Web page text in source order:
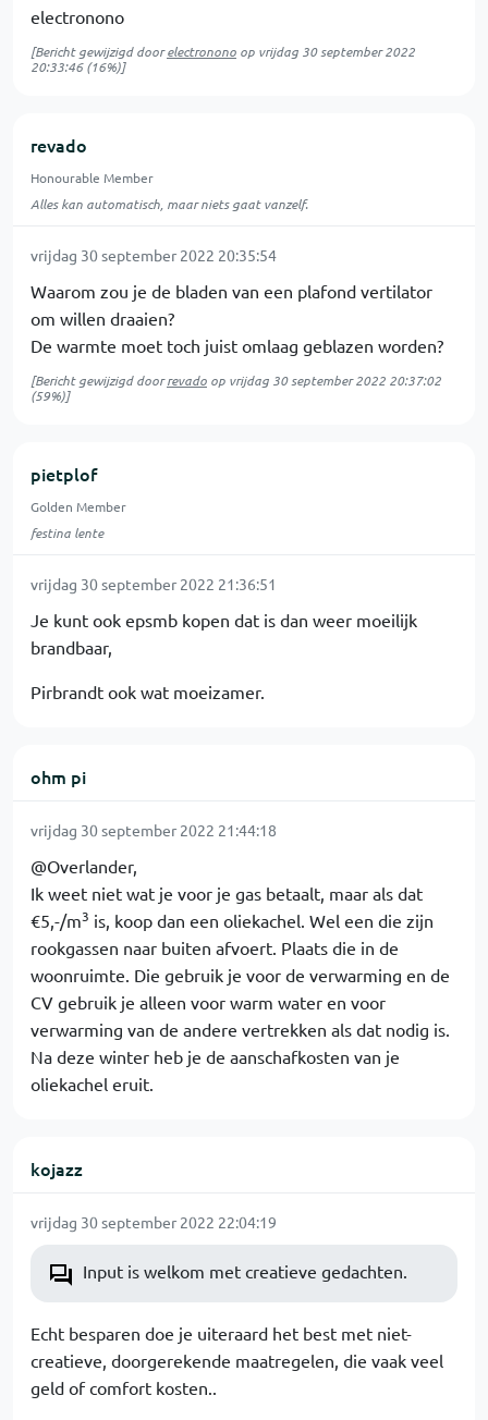
electronono
[Bericht gewijzigd doorelectronono op vrijdag 30 september 2022
20:33:46(16%)]
revado
Honourable Member
Alles kan automatisch, maar niets gaat vanzelf.
vrijdag 30 september 2022 20:35:54
Waarom zou je de bladen van een plafond vertilator
om willen draaien?
De warmte moet toch juist omlaag geblazen worden?
[Bericht gewijzigd doorrevado op vrijdag 30 september 2022 20:37:02
(59%)]
pietplof
Golden Member
festina lente
vrijdag 30 september 2022 21:36:51
Je kunt ook epsmb kopen dat is dan weer moeilijk
brandbaar,
Pirbrandt ook wat moeizamer.
ohm pi
vrijdag 30 september 2022 21:44:18
@Overlander,
Ik weet niet wat je voor je gas betaalt, maar als dat
€5,-/m3 is, koop dan een oliekachel. Wel een die zijn
rookgassen naar buiten afvoert. Plaats die in de
woonruimte. Die gebruik je voor de verwarming en de
CV gebruik je alleen voor warm water en voor
verwarming van de andere vertrekken als dat nodig is.
Na deze winter heb je de aanschafkosten van je
oliekachel eruit.
kojazz
vrijdag 30 september 2022 22:04:19
Input is welkom met creatieve gedachten.
Echt besparen doe je uiteraard het best met niet-
creatieve, doorgerekende maatregelen, die vaak veel
geld of comfort kosten..